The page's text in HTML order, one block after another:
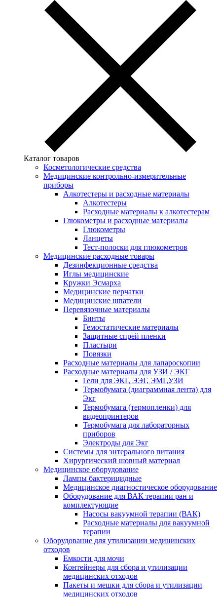
Каталог товаров
Косметологические средства
Медицинские контрольно-измерительные
приборы
Алкотестеры и расходные материалы
Алкотестеры
Расходные материалы к алкотестерам
Глюкометры и расходные материалы
Глюкометры
Ланцеты
Тест-полоски для глюкометров
Медицинские расходные товары
Дезинфекционные средства
Иглы медицинские
Кружки Эсмарха
Медицинские перчатки
Медицинские шпатели
Перевязочные материалы
Бинты
Гемостатические материалы
Защитные спрей пленки
Пластыри
Повязки
Расходные материалы для лапароскопии
Расходные материалы для УЗИ / ЭКГ
Гели для ЭКГ, ЭЭГ, ЭМГ,УЗИ
Термобумага (диаграммная лента) для
Экг
Термобумага (термопленки) для
видеопринтеров
Термобумага для лабораторных
приборов
Электроды для Экг
Системы для энтерального питания
Хирургический шовный материал
Медицинское оборудование
Лампы бактерицидные
Медицинское диагностическое оборудование
Оборудование для ВАК терапии ран и
комплектующие
Насосы вакуумной терапии (ВАК)
Расходные материалы для вакуумной
терапии
Оборудование для утилизации медицинских
отходов
Емкости для мочи
Контейнеры для сбора и утилизации
медицинских отходов
Пакеты и мешки для сбора и утилизации
медицинских отходов